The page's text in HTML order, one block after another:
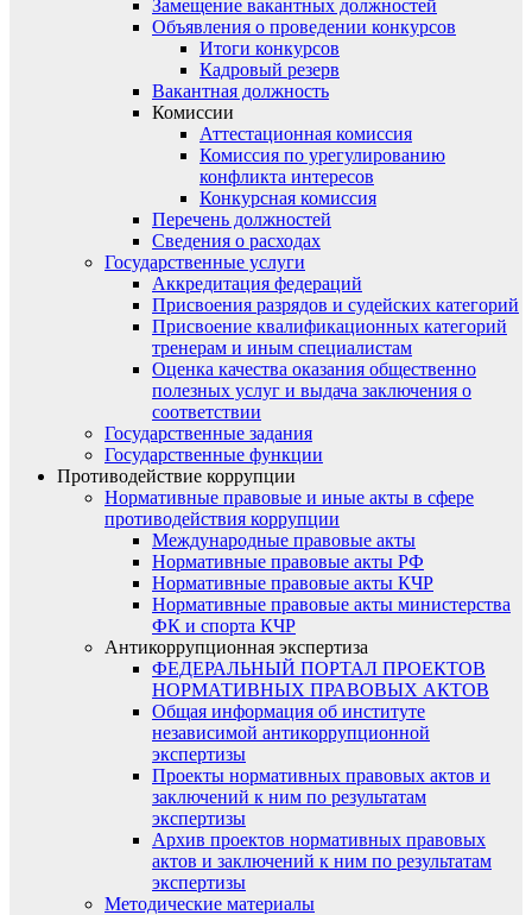
Замещение вакантных должностей
Объявления о проведении конкурсов
Итоги конкурсов
Кадровый резерв
Вакантная должность
Комиссии
Аттестационная комиссия
Комиссия по урегулированию
конфликта интересов
Конкурсная комиссия
Перечень должностей
Сведения о расходах
Государственные услуги
Аккредитация федераций
Присвоения разрядов и судейских категорий
Присвоение квалификационных категорий
тренерам и иным специалистам
Оценка качества оказания общественно
полезных услуг и выдача заключения о
соответствии
Государственные задания
Государственные функции
Противодействие коррупции
Нормативные правовые и иные акты в сфере
противодействия коррупции
Международные правовые акты
Нормативные правовые акты РФ
Нормативные правовые акты КЧР
Нормативные правовые акты министерства
ФК и спорта КЧР
Антикоррупционная экспертиза
ФЕДЕРАЛЬНЫЙ ПОРТАЛ ПРОЕКТОВ
НОРМАТИВНЫХ ПРАВОВЫХ АКТОВ
Общая информация об институте
независимой антикоррупционной
экспертизы
Проекты нормативных правовых актов и
заключений к ним по результатам
экспертизы
Архив проектов нормативных правовых
актов и заключений к ним по результатам
экспертизы
Методические материалы